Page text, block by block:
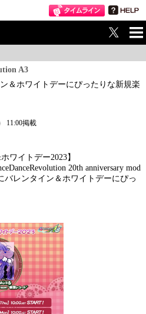
A3
＆ホワイトデーにぴったりな新規楽
11:00掲載
ワイトデー2023】
20th anniversary mod
バレンタイン＆ホワイトデーにぴっ